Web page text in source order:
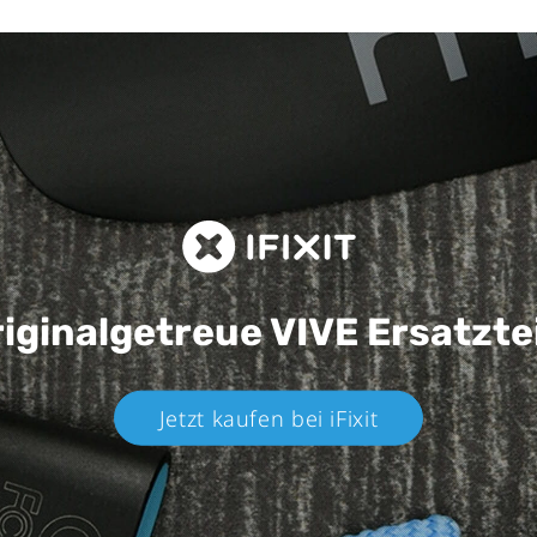
VIVE
Jetzt kaufen bei iFixit​